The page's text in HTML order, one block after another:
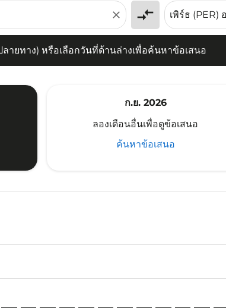
close compare_arrows
ายทาง) หรือเลือกวันที่ด้านล่างเพื่อค้นหาข้อเสนอ
ก.ย. 2026
ลองเดือนอื่นเพื่อดูข้อเสนอ
ค้นหาข้อเสนอ
PKU–PER: cmp-
PKU–PER: